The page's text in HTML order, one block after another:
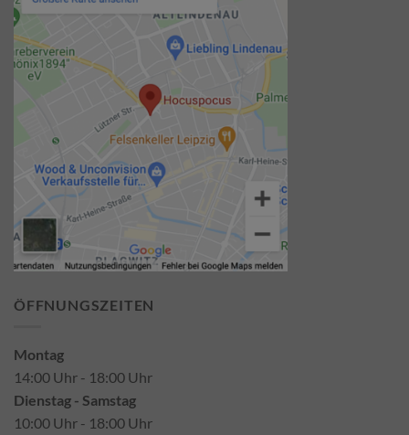
ÖFFNUNGSZEITEN
Montag
14:00 Uhr - 18:00 Uhr
Dienstag - Samstag
10:00 Uhr - 18:00 Uhr